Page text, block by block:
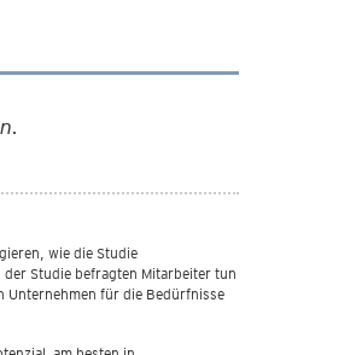
wie die Studie
Studie befragten Mitarbeiter tun
Unternehmen für die Bedürfnisse